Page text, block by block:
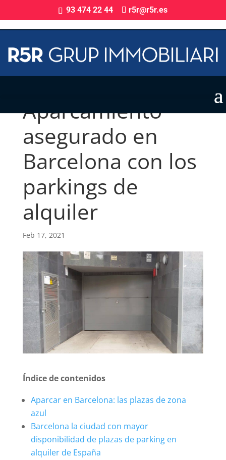
93 474 22 44 r5r@r5r.es
Aparcamiento
asegurado en
Barcelona con los
parkings de
alquiler
Feb 17, 2021
Índice de contenidos
Aparcar en Barcelona: las plazas de zona
azul
Barcelona la ciudad con mayor
disponibilidad de plazas de parking en
alquiler de España